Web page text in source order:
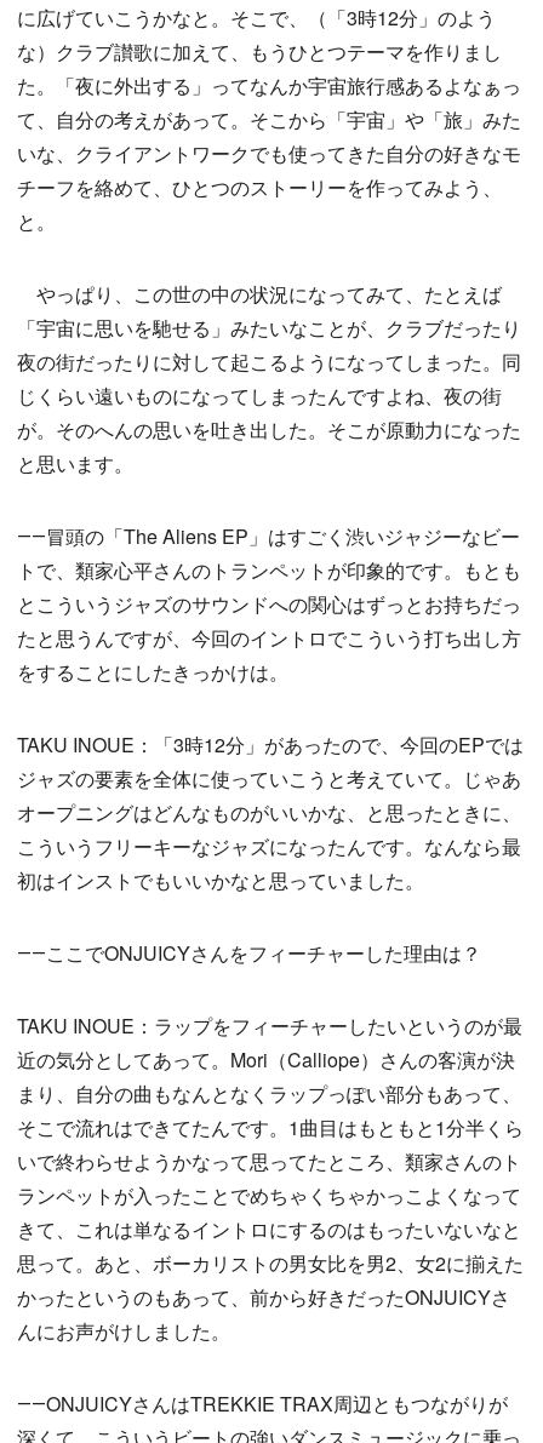
に広げていこうかなと。そこで、（「3時12分」のよう
な）クラブ讃歌に加えて、もうひとつテーマを作りまし
た。「夜に外出する」ってなんか宇宙旅行感あるよなぁっ
て、自分の考えがあって。そこから「宇宙」や「旅」みた
いな、クライアントワークでも使ってきた自分の好きなモ
チーフを絡めて、ひとつのストーリーを作ってみよう、
と。
やっぱり、この世の中の状況になってみて、たとえば
「宇宙に思いを馳せる」みたいなことが、クラブだったり
夜の街だったりに対して起こるようになってしまった。同
じくらい遠いものになってしまったんですよね、夜の街
が。そのへんの思いを吐き出した。そこが原動力になった
と思います。
――冒頭の「The Aliens EP」はすごく渋いジャジーなビー
トで、類家心平さんのトランペットが印象的です。もとも
とこういうジャズのサウンドへの関心はずっとお持ちだっ
たと思うんですが、今回のイントロでこういう打ち出し方
をすることにしたきっかけは。
TAKU INOUE：「3時12分」があったので、今回のEPでは
ジャズの要素を全体に使っていこうと考えていて。じゃあ
オープニングはどんなものがいいかな、と思ったときに、
こういうフリーキーなジャズになったんです。なんなら最
初はインストでもいいかなと思っていました。
――ここでONJUICYさんをフィーチャーした理由は？
TAKU INOUE：ラップをフィーチャーしたいというのが最
近の気分としてあって。Mori（Calliope）さんの客演が決
まり、自分の曲もなんとなくラップっぽい部分もあって、
そこで流れはできてたんです。1曲目はもともと1分半くら
いで終わらせようかなって思ってたところ、類家さんのト
ランペットが入ったことでめちゃくちゃかっこよくなって
きて、これは単なるイントロにするのはもったいないなと
思って。あと、ボーカリストの男女比を男2、女2に揃えた
かったというのもあって、前から好きだったONJUICYさ
んにお声がけしました。
――ONJUICYさんはTREKKIE TRAX周辺ともつながりが